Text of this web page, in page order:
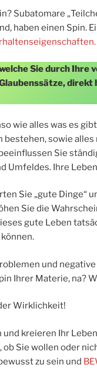
Subatomare
haben einen Spin.
Sie durch
direkt
wie alles was es
bestehen, sowie
Sie
Umfeldes. Ihre
Sie „gute Dinge“
Sie die
gute Leben
und
Ihrer Materie, na?
Wirklichkeit!
und kreieren Ihr
ob Sie wollen oder
zu sein und